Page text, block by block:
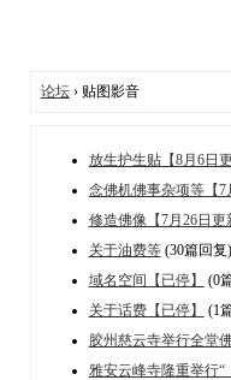
论坛› 贴图影音
放生护生贴【8月6日更
念佛机佛事杂项等【7
修造佛像【7月26日更
关于油费等(30篇回复)
域名空间【已停】
(0
关于话费【已停】
(1
胶州慈云寺举行全堂
雅安云峰寺隆重举行“